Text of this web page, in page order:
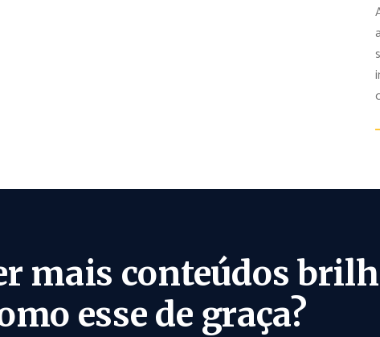
mais conteúdos
esse de graça?